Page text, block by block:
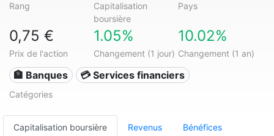
Rang
Capitalisation
boursière
Pays
0,75 €
Prix de l'action
1.05%
Changement (1 jour)
10.02%
Changement (1 an)
🏦 Banques 💳 Services financiers
Catégories
Capitalisation boursière Revenus Bénéfices